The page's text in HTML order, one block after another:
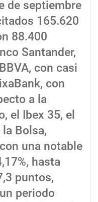
de septiembre
165.620
88.400
Santander,
con casi
con
a la
el Ibex 35, el
Bolsa,
una notable
hasta
puntos,
periodo